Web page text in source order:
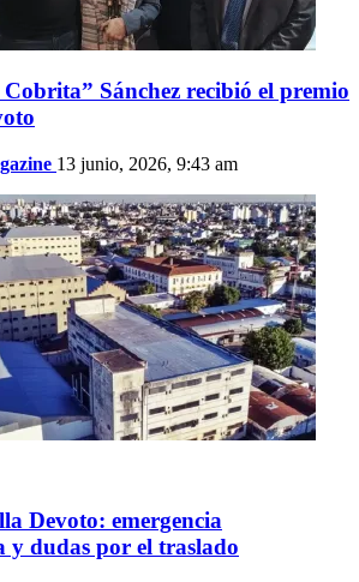
Sánchez recibió el premio
13 junio, 2026, 9:43 am
Devoto: emergencia
y dudas por el traslado